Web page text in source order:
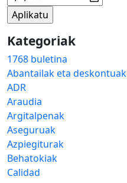
Kategoriak
1768 buletina
Abantailak eta deskontuak
ADR
Araudia
Argitalpenak
Aseguruak
Azpiegiturak
Behatokiak
Calidad